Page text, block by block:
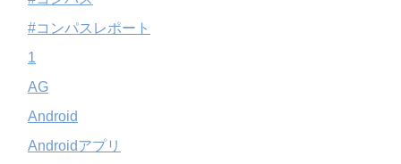
#コンパスレポート
1
AG
Android
Androidアプリ